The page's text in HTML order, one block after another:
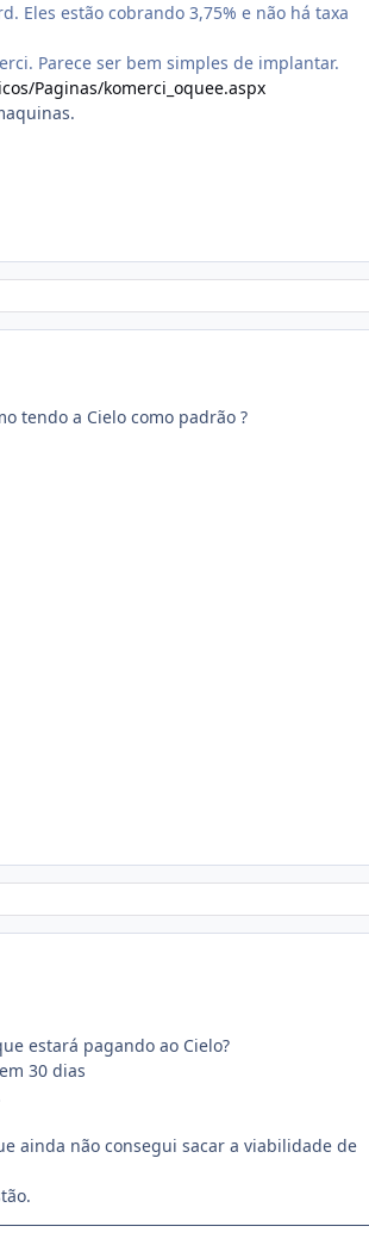
Eles estão cobrando 3,75% e não há taxa
Parece ser bem simples de implantar.
Paginas/komerci_oquee.aspx
tendo a Cielo como padrão ?
estará pagando ao Cielo?
30 dias
ainda não consegui sacar a viabilidade de